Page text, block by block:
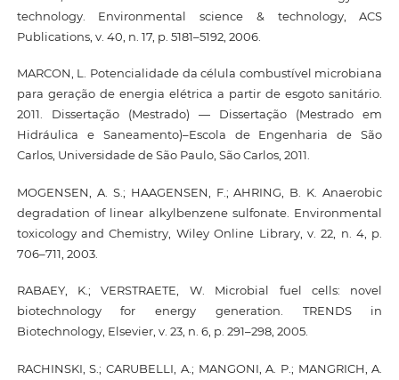
technology. Environmental science & technology, ACS
Publications, v. 40, n. 17, p. 5181–5192, 2006.
MARCON, L. Potencialidade da célula combustível microbiana
para geração de energia elétrica a partir de esgoto sanitário.
2011. Dissertação (Mestrado) — Dissertação (Mestrado em
Hidráulica e Saneamento)–Escola de Engenharia de São
Carlos, Universidade de São Paulo, São Carlos, 2011.
MOGENSEN, A. S.; HAAGENSEN, F.; AHRING, B. K. Anaerobic
degradation of linear alkylbenzene sulfonate. Environmental
toxicology and Chemistry, Wiley Online Library, v. 22, n. 4, p.
706–711, 2003.
RABAEY, K.; VERSTRAETE, W. Microbial fuel cells: novel
biotechnology for energy generation. TRENDS in
Biotechnology, Elsevier, v. 23, n. 6, p. 291–298, 2005.
RACHINSKI, S.; CARUBELLI, A.; MANGONI, A. P.; MANGRICH, A.